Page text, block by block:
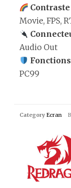
Contraste
Movie, FPS,
Audio Out
PC99
Category Ecran